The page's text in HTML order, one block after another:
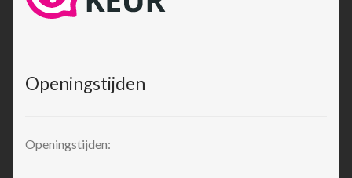
Openingstijden
Openingstijden: